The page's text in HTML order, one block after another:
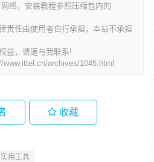
络，安装教程参照压缩包内的
责任由使用者自行承担，本站不承担
益，请速与我联系!
www.ittel.cn/archives/1045.html
收藏
实用工具